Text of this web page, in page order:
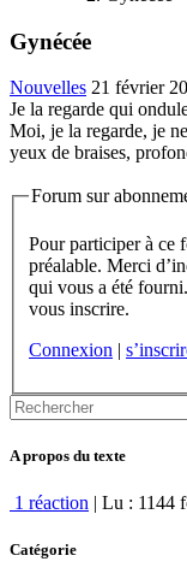
Gynécée
Nouvelles 21 février
Je la regarde qui
Moi, je la regarde, je
yeux de braises,
Forum sur
Pour participer à ce forum, vous devez vous enregistrer au
préalable. Merci d’indiquer ci-dessous l’identifiant personnel
qui vous a été fourni. Si vous n’êtes pas enregistré, vous devez
vous inscrire.
Connexion |
A propos du texte
1 réaction | Lu : 1144
Catégorie